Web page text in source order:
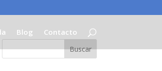
Blog Contacto